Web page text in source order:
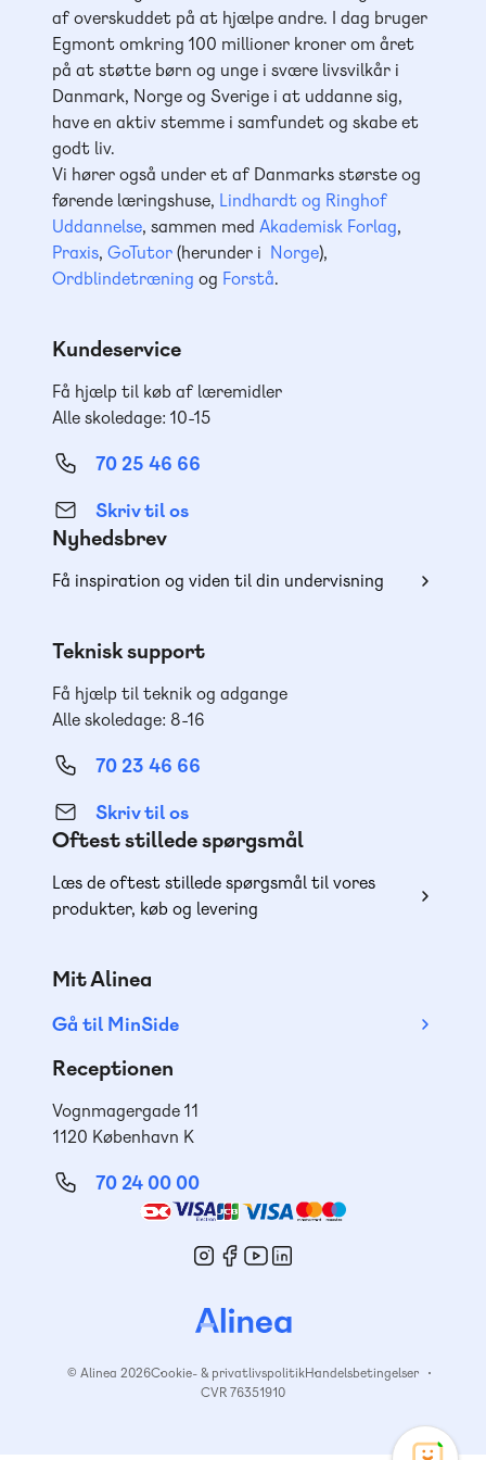
af overskuddet på at hjælpe andre. I dag bruger
Egmont omkring 100 millioner kroner om året
på at støtte børn og unge i svære livsvilkår i
Danmark, Norge og Sverige i at uddanne sig,
have en aktiv stemme i samfundet og skabe et
godt liv.
Vi hører også under et af Danmarks største og
førende læringshuse, Lindhardt og Ringhof
Uddannelse, sammen med Akademisk Forlag,
Praxis, GoTutor(herunder i Norge),
Ordblindetræning og Forstå.
Kundeservice
Få hjælp til køb af læremidler
Alle skoledage: 10-15
70 25 46 66
Skriv til os
Nyhedsbrev
Få inspiration og viden til din undervisning
Teknisk support
Få hjælp til teknik og adgange
Alle skoledage: 8-16
70 23 46 66
Skriv til os
Oftest stillede spørgsmål
Læs de oftest stillede spørgsmål til vores
produkter, køb og levering
Mit Alinea
Gå til MinSide
Receptionen
Vognmagergade 11
1120 København K
70 24 00 00
© Alinea 2026Cookie- & privatlivspolitikHandelsbetingelser
CVR 76351910